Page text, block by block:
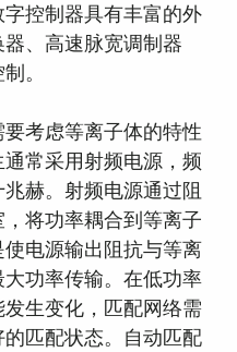
控制器具有丰富的外
、高速脉宽调制器
。
考虑等离子体的特性
常采用射频电源，频
赫。射频电源通过阻
将功率耦合到等离子
电源输出阻抗与等离
功率传输。在低功率
生变化，匹配网络需
匹配状态。自动匹配